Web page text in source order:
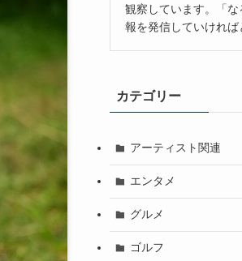
観察しています。「
報を発信していければ
カテゴリー
アーティスト関連
エンタメ
グルメ
ゴルフ